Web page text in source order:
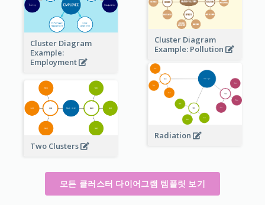
Cluster Diagram
Example: Pollution
Cluster Diagram
Example:
Employment
Radiation
Two Clusters
모든 클러스터 다이어그램 템플릿 보기